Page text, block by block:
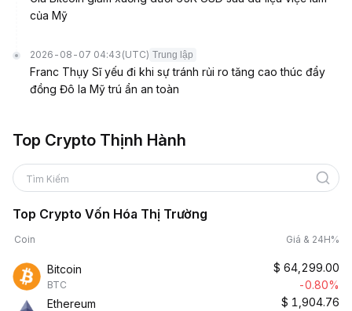
của Mỹ
2026-08-07 04:43 (UTC) Trung lập
Franc Thụy Sĩ yếu đi khi sự tránh rủi ro tăng cao thúc đẩy
đồng Đô la Mỹ trú ẩn an toàn
Top Crypto Thịnh Hành
Tìm Kiếm
Top Crypto Vốn Hóa Thị Trường
Coin Giá & 24H%
Bitcoin
BTC
$ 64,299.00
-0.80%
Ethereum
$ 1,904.76